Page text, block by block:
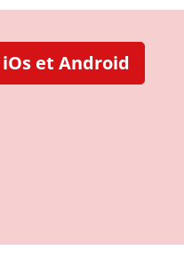
et Android